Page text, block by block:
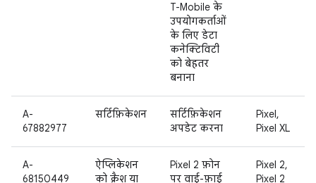
T-Mobile के
उपयोगकर्ताओं
के लिए डेटा
कनेक्टिविटी
को बेहतर
बनाना
A-
67882977
सर्टिफ़िकेशन
सर्टिफ़िकेशन
अपडेट करना
Pixel,
Pixel XL
A-
68150449
ऐप्लिकेशन
को क्रैश या
Pixel 2 फ़ोन
पर वाई-फ़ाई
Pixel 2,
Pixel 2